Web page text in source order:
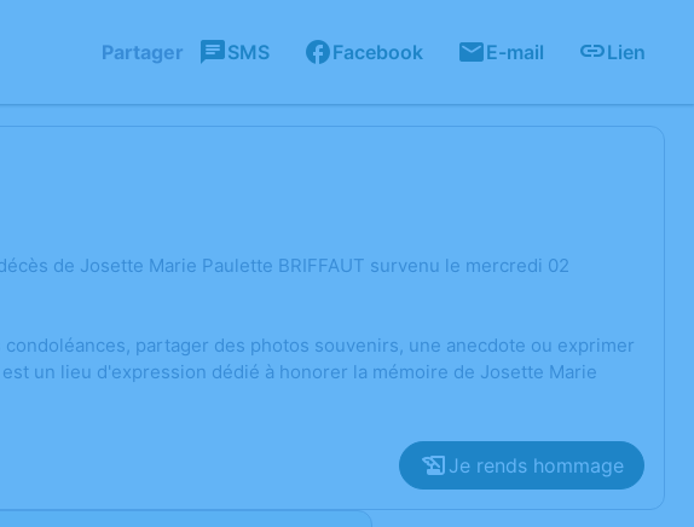
Partager SMS Facebook E-mail Lien
de Josette Marie Paulette BRIFFAUT survenu le mercredi 02
partager des photos souvenirs, une anecdote ou exprimer
un lieu d'expression dédié à honorer la mémoire de Josette Marie
Je rends hommage